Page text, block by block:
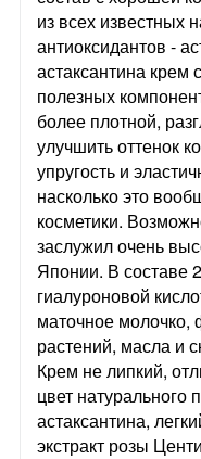
из всех известных
антиоксидантов -
астаксантина крем
полезных
более плотной,
улучшить оттенок
упругость и
насколько это
косметики.
заслужил очень
Японии. В составе
гиалуроновой
маточное молочко,
растений, масла и
Крем не липкий,
цвет натурального
астаксантина,
экстракт розы